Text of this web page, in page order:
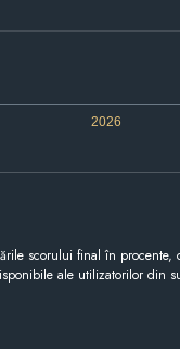
2026
scorului final în procente,
ale utilizatorilor din